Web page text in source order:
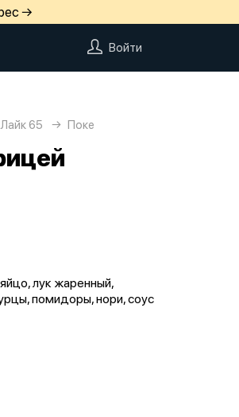
→
Войти
Лайк 65 Поке
лук жаренный,
помидоры, нори, соус